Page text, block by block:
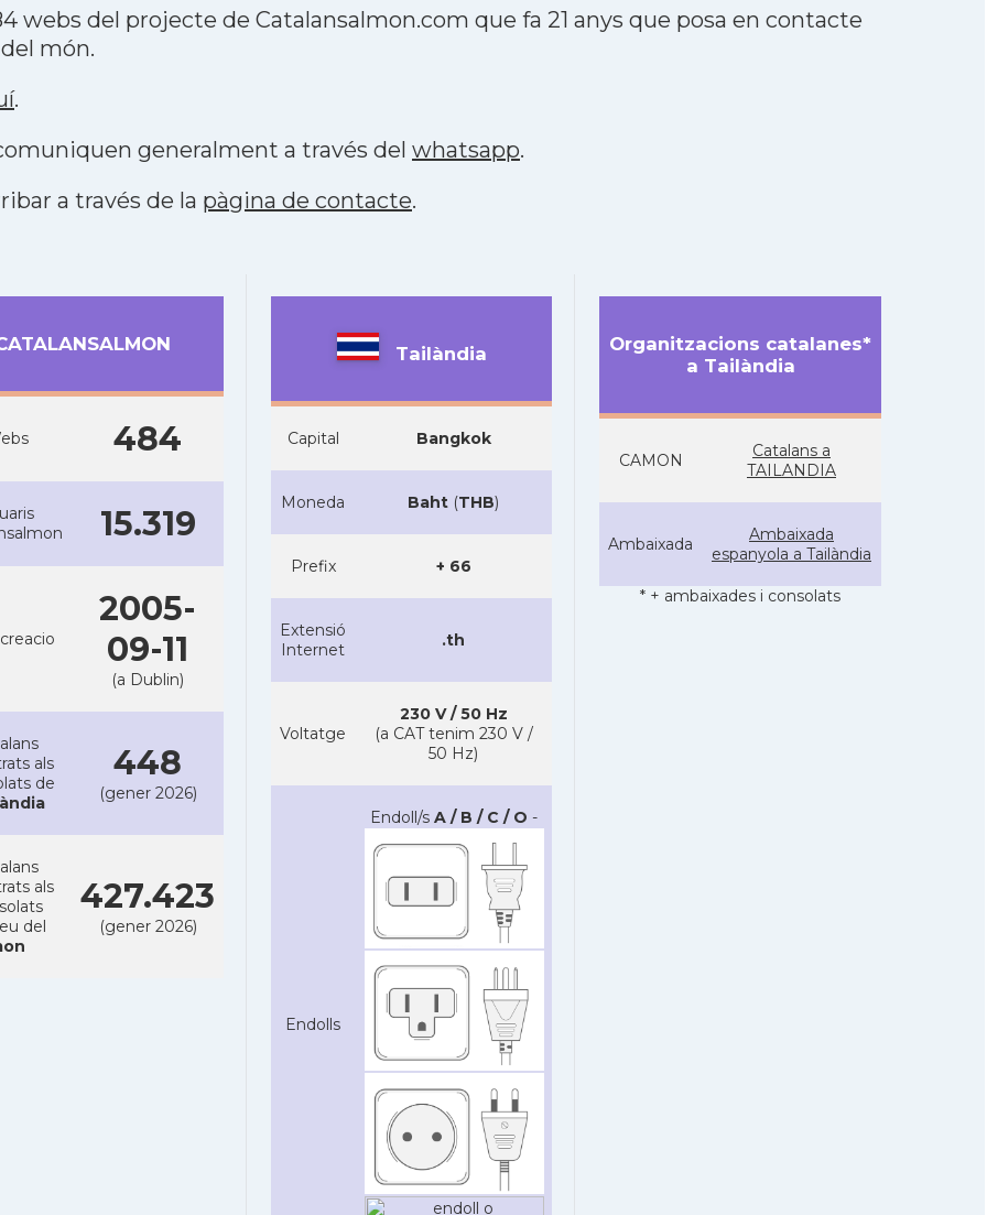
webs del projecte de Catalansalmon.com que fa 21 anys que posa en contacte
món.
.
generalment a través del whatsapp.
a través de la pàgina de contacte.
484
15.319
2005-
09-11
(a Dublin)
als
de
448
(gener 2026)
als
del
427.423
(gener 2026)
Tailàndia
Capital Bangkok
Moneda Baht (THB)
Prefix + 66
Extensió
Internet
.th
Voltatge
230 V / 50 Hz
(a CAT tenim 230 V /
50 Hz)
Endolls
Endoll/s A / B / C / O -
Organitzacions catalanes*
a Tailàndia
CAMON
Catalans a
TAILANDIA
Ambaixada
Ambaixada
espanyola a Tailàndia
* + ambaixades i consolats